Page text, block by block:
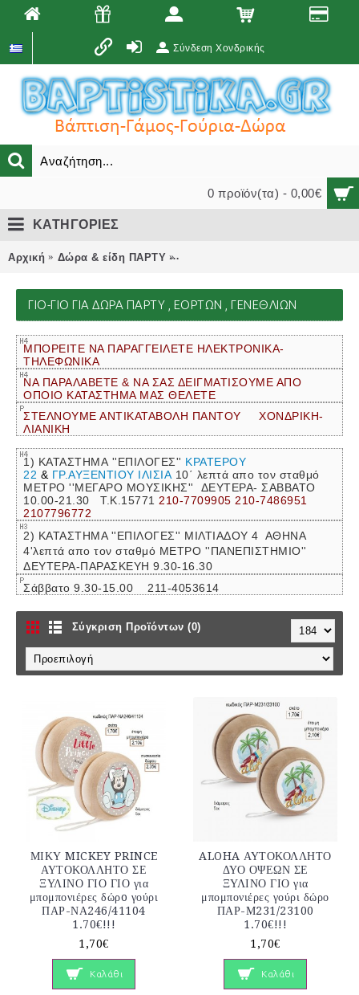
Σύνδεση Χονδρικής
0 προϊόν(τα) - 0,00€
ΚΑΤΗΓΟΡΙΕΣ
Αρχική Δώρα & είδη ΠΑΡΤΥ ΓΙΟ-ΓΙΟ για δώρα πάρτυ ,
ΓΙΟ-ΓΙΟ ΓΙΑ ΔΏΡΑ ΠΆΡΤΥ , ΕΟΡΤΏΝ , ΓΕΝΕΘΛΊΩΝ
ΜΠΟΡΕΙΤΕ ΝΑ ΠΑΡΑΓΓΕΙΛΕΤΕ ΗΛΕΚΤΡΟΝΙΚΑ-
ΤΗΛΕΦΩΝΙΚΑ
ΝΑ ΠΑΡΑΛΑΒΕΤΕ & ΝΑ ΣΑΣ ΔΕΙΓΜΑΤΙΣΟΥΜΕ ΑΠΟ
ΟΠΟΙΟ ΚΑΤΑΣΤΗΜΑ ΜΑΣ ΘΕΛΕΤΕ
ΣΤΕΛΝΟΥΜΕ ΑΝΤΙΚΑΤΑΒΟΛΗ ΠΑΝΤΟΥ ΧΟΝΔΡΙΚΗ-
ΛΙΑΝΙΚΗ
1) ΚΑΤΑΣΤΗΜΑ ''ΕΠΙΛΟΓΕΣ'' ΚΡΑΤΕΡΟΥ
22 & ΓΡ.ΑΥΞΕΝΤΙΟΥ ΙΛΙΣΙΑ 10΄ λεπτά απο τον σταθμό
ΜΕΤΡΟ ''ΜΕΓΑΡΟ ΜΟΥΣΙΚΗΣ''
ΔΕΥΤΕΡΑ- ΣΑΒΒΑΤΟ
10.00-21.30 Τ.Κ.15771 210-7709905 210-7486951
2107796772
2) ΚΑΤΑΣΤΗΜΑ ''ΕΠΙΛΟΓΕΣ'' ΜΙΛΤΙΑΔΟΥ 4 ΑΘΗΝΑ
4'λεπτά απο τον σταθμό ΜΕΤΡΟ ''ΠΑΝΕΠΙΣΤΗΜΙΟ''
ΔΕΥΤΕΡΑ-ΠΑΡΑΣΚΕΥΗ 9.30-16.30
Σάββατο 9.30-15.00 211-4053614
Σύγκριση Προϊόντων (0)
ΜΙΚΥ MICKEY PRINCE
ΑΥΤΟΚΟΛΛΗΤΟ ΣΕ
ΞΥΛΙΝΟ ΓΙΟ ΓΙΟ για
μπομπονιέρες δώρo γούρι
ΠΑΡ-ΝΑ246/41104
1.70€!!!
1,70€
Καλάθι
ALOHA ΑΥΤΟΚΟΛΛΗΤΟ
ΔΥΟ ΟΨΕΩΝ ΣΕ
ΞΥΛΙΝΟ ΓΙΟ για
μπομπονιέρες γούρι δώρο
ΠΑΡ-Μ231/23100
1.70€!!!
1,70€
Καλάθι